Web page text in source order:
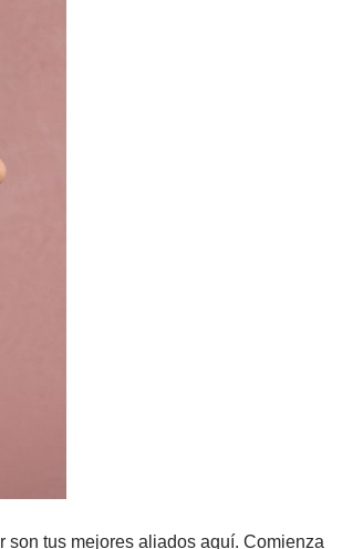
tus mejores aliados aquí. Comienza